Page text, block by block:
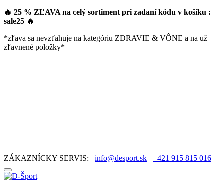
🔥 25 % ZĽAVA na celý sortiment pri zadaní kódu v košíku :
sale25 🔥
*zľava sa nevzťahuje na kategóriu ZDRAVIE & VÔNE a na už
zľavnené položky*
ZÁKAZNÍCKY SERVIS: info@desport.sk +421 915 815 016